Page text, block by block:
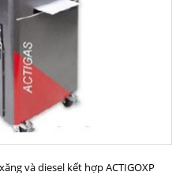
HÀNG
và diesel kết hợp ACTIGOXP